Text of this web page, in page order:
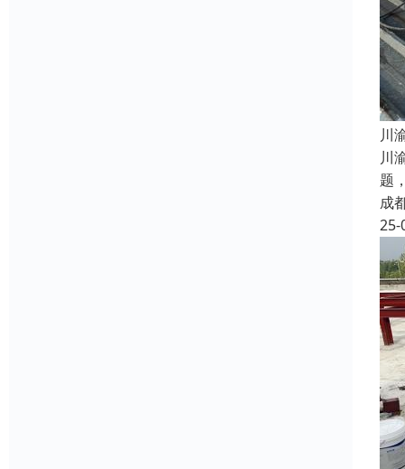
川
川
题
成
25-